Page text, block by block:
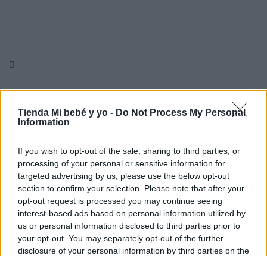
Tienda Mi bebé y yo - Do Not Process My Personal
Information
If you wish to opt-out of the sale, sharing to third parties, or
processing of your personal or sensitive information for
targeted advertising by us, please use the below opt-out
section to confirm your selection. Please note that after your
opt-out request is processed you may continue seeing
interest-based ads based on personal information utilized by
us or personal information disclosed to third parties prior to
your opt-out. You may separately opt-out of the further
disclosure of your personal information by third parties on the
